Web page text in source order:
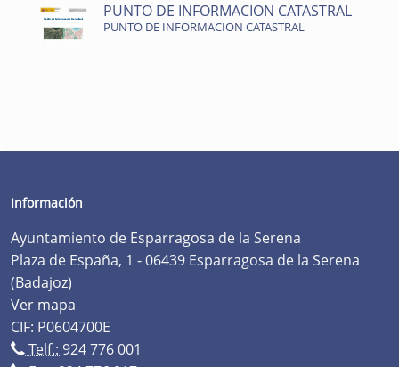
PUNTO DE INFORMACION CATASTRAL
PUNTO DE INFORMACION CATASTRAL
Información
Ayuntamiento de Esparragosa de la Serena
Plaza de España, 1 - 06439 Esparragosa de la Serena
(Badajoz)
Ver mapa
CIF: P0604700E
Telf.: 924 776 001